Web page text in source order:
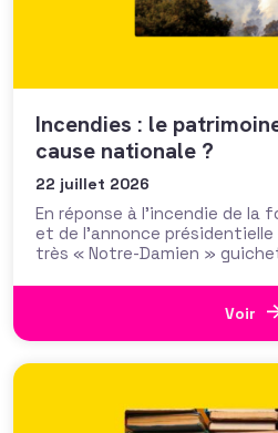
Incendies : le
cause nationale ?
22 juillet 2026
En réponse à l’incendie de la
et de l’annonce
très « Notre-Damien »
d’une semaine par la
que d’autres collectes, par
Voir